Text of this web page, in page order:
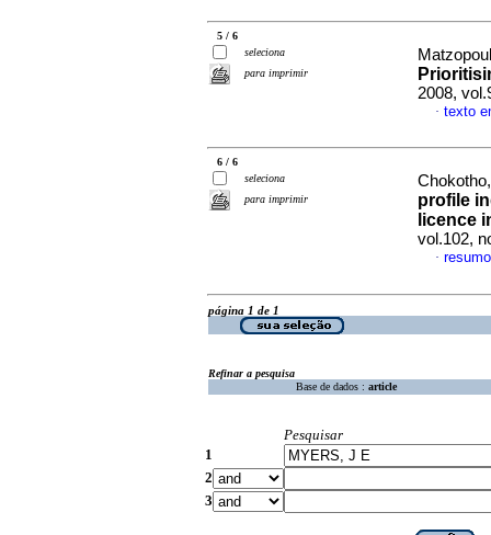
5 / 6
seleciona
para imprimir
2008,
· texto
6 / 6
seleciona
para imprimir
profile
licence
vol.102,
·
página 1 de 1
Refinar a pesquisa
Base de dados : article
Pesquisar
1
2
3